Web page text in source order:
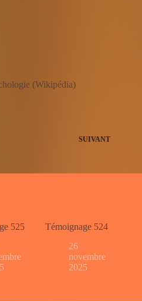
(Wikipédia)
SUIVANT
525
Témoignage 524
26
novembre
2025